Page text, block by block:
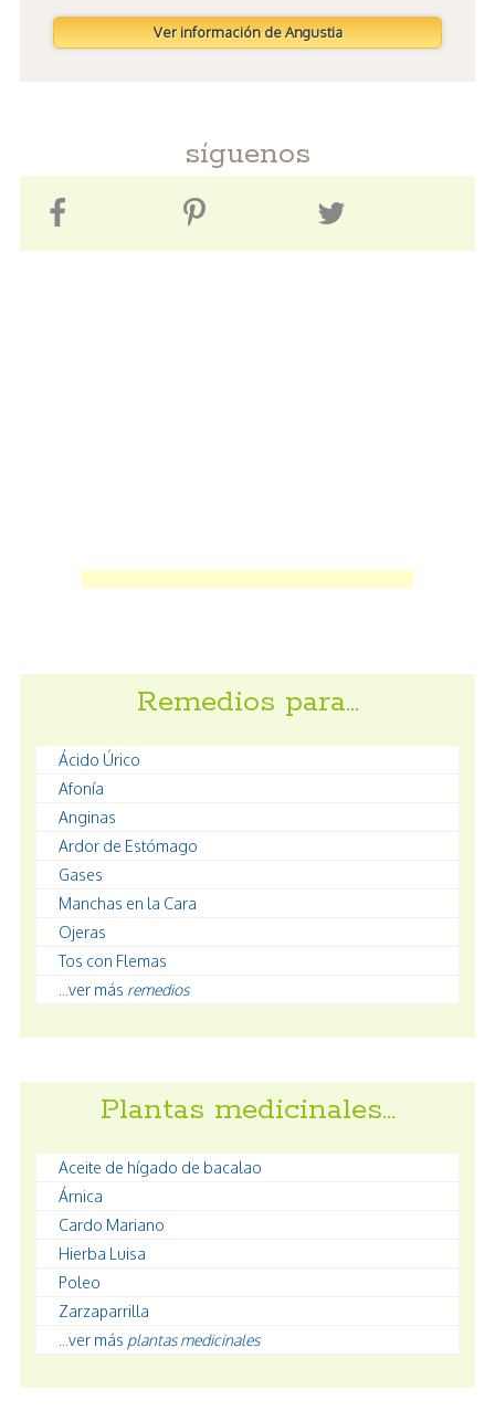
Ver información de Angustia
síguenos
Remedios para…
Ácido Úrico
Afonía
Anginas
Ardor de Estómago
Gases
Manchas en la Cara
Ojeras
Tos con Flemas
...ver más remedios
Plantas medicinales…
Aceite de hígado de bacalao
Árnica
Cardo Mariano
Hierba Luisa
Poleo
Zarzaparrilla
...ver más plantas medicinales